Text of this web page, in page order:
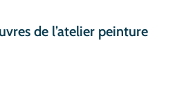
de l’atelier peinture